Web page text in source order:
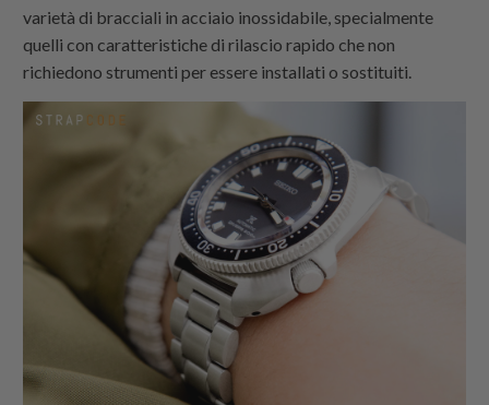
varietà di bracciali in acciaio inossidabile, specialmente
quelli con caratteristiche di rilascio rapido che non
richiedono strumenti per essere installati o sostituiti.